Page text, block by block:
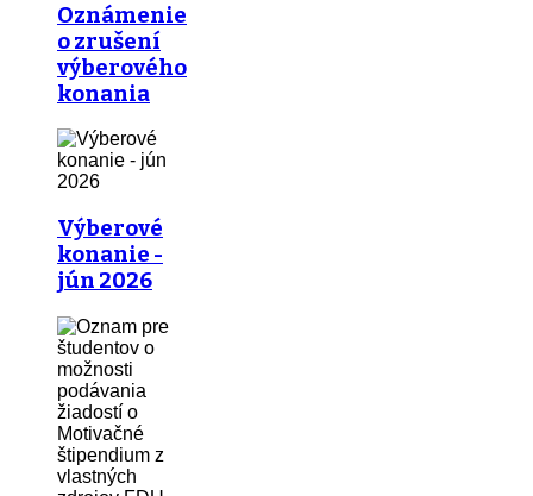
Oznámenie
o zrušení
výberového
konania
Výberové
konanie -
jún 2026